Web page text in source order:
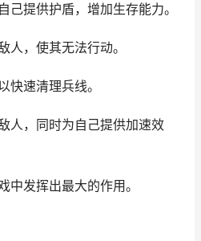
己提供护盾，增加生存能力。
人，使其无法行动。
快速清理兵线。
人，同时为自己提供加速效
中发挥出最大的作用。